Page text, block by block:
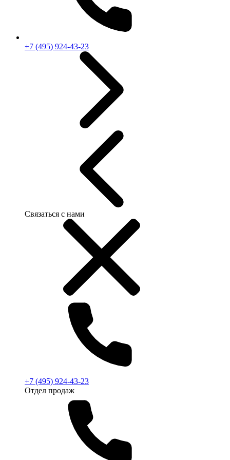
+7 (495) 924-43-23
Связаться с нами
+7 (495) 924-43-23
Отдел продаж